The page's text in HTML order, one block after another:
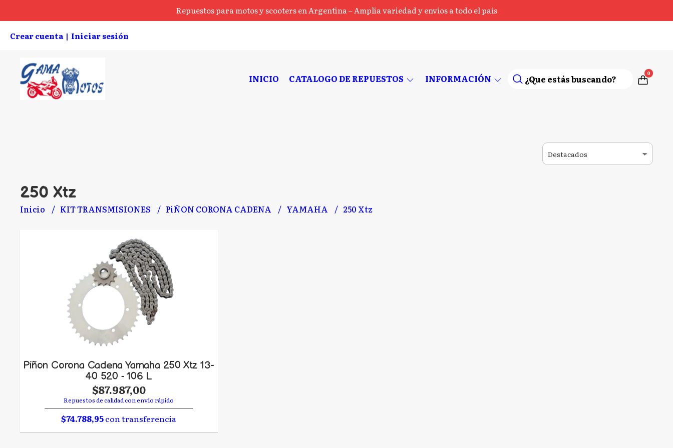
Repuestos para motos y scooters en Argentina – Amplia variedad y envíos a todo el país
Crear cuenta | Iniciar sesión
INICIO CATALOGO DE REPUESTOS INFORMACIÓN 0
250 Xtz
Inicio KIT TRANSMISIONES PiÑON CORONA CADENA YAMAHA 250 Xtz
Piñon Corona Cadena Yamaha 250 Xtz 13-
40 520 - 106 L
$87.987,00
Repuestos de calidad con envío rápido
$74.788,95con transferencia